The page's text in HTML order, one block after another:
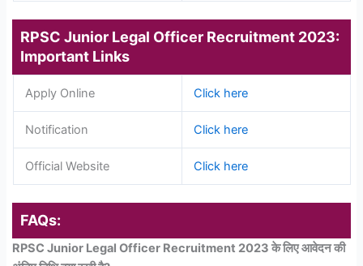
RPSC Junior Legal Officer Recruitment 2023:
Important Links
Apply Online Click here
Notification Click here
Official Website Click here
FAQs:
RPSC Junior Legal Officer Recruitment 2023 के लिए आवेदन की